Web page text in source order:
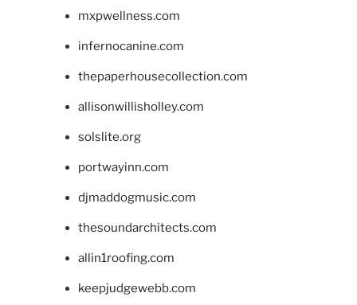
mxpwellness.com
infernocanine.com
thepaperhousecollection.com
allisonwillisholley.com
solslite.org
portwayinn.com
djmaddogmusic.com
thesoundarchitects.com
allin1roofing.com
keepjudgewebb.com